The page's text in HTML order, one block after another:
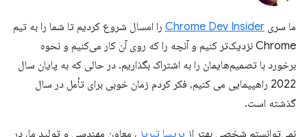
ما سری Chrome Dev Insider را امسال شروع کردیم تا شما را به تیم
Chrome نزدیک‌تر کنیم و آنچه را که روی آن کار می‌کنیم و نحوه
برخورد با تصمیم‌هایمان را به اشتراک بگذاریم. در حالی که به پایان سال
2022 راهپیمایی می کنیم، فکر کردم زمان خوبی برای تأمل در سال
گذشته است.
نمی‌توانستم شخصی بهتر از پریسا تبریز ، معاون مهندسی و تولید ما، در